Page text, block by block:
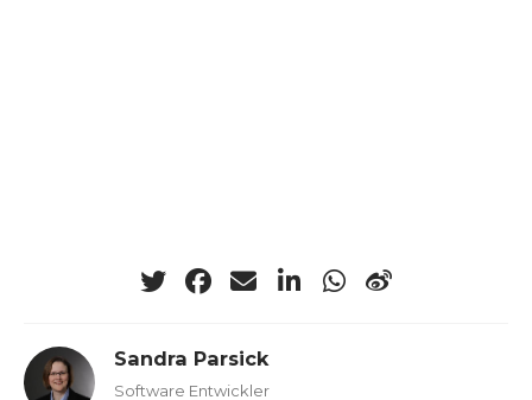
Sandra Parsick
Software Entwickler